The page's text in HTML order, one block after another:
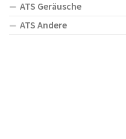
ATS Geräusche
ATS Andere